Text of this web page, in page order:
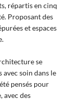
répartis en cinq
Proposant des
et espaces
se
soin dans le
pensés pour
avec des